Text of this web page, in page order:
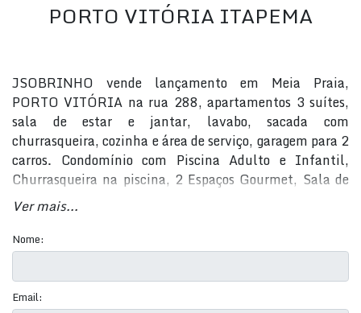
PORTO VITÓRIA ITAPEMA
JSOBRINHO vende lançamento em Meia Praia,
PORTO VITÓRIA na rua 288, apartamentos 3 suítes,
sala de estar e jantar, lavabo, sacada com
churrasqueira, cozinha e área de serviço, garagem para 2
carros. Condomínio com Piscina Adulto e Infantil,
Churrasqueira na piscina, 2 Espaços Gourmet, Sala de
Jogos, Playground, Brinquedoteca, Salão de Festas,
Terraço descoberto. Entrega prevista para março de
2023. Agende sua visita HOJE MESMO! (47) 99711-
3000 - WhatsApp
Ver mais...
Nome:
Email: